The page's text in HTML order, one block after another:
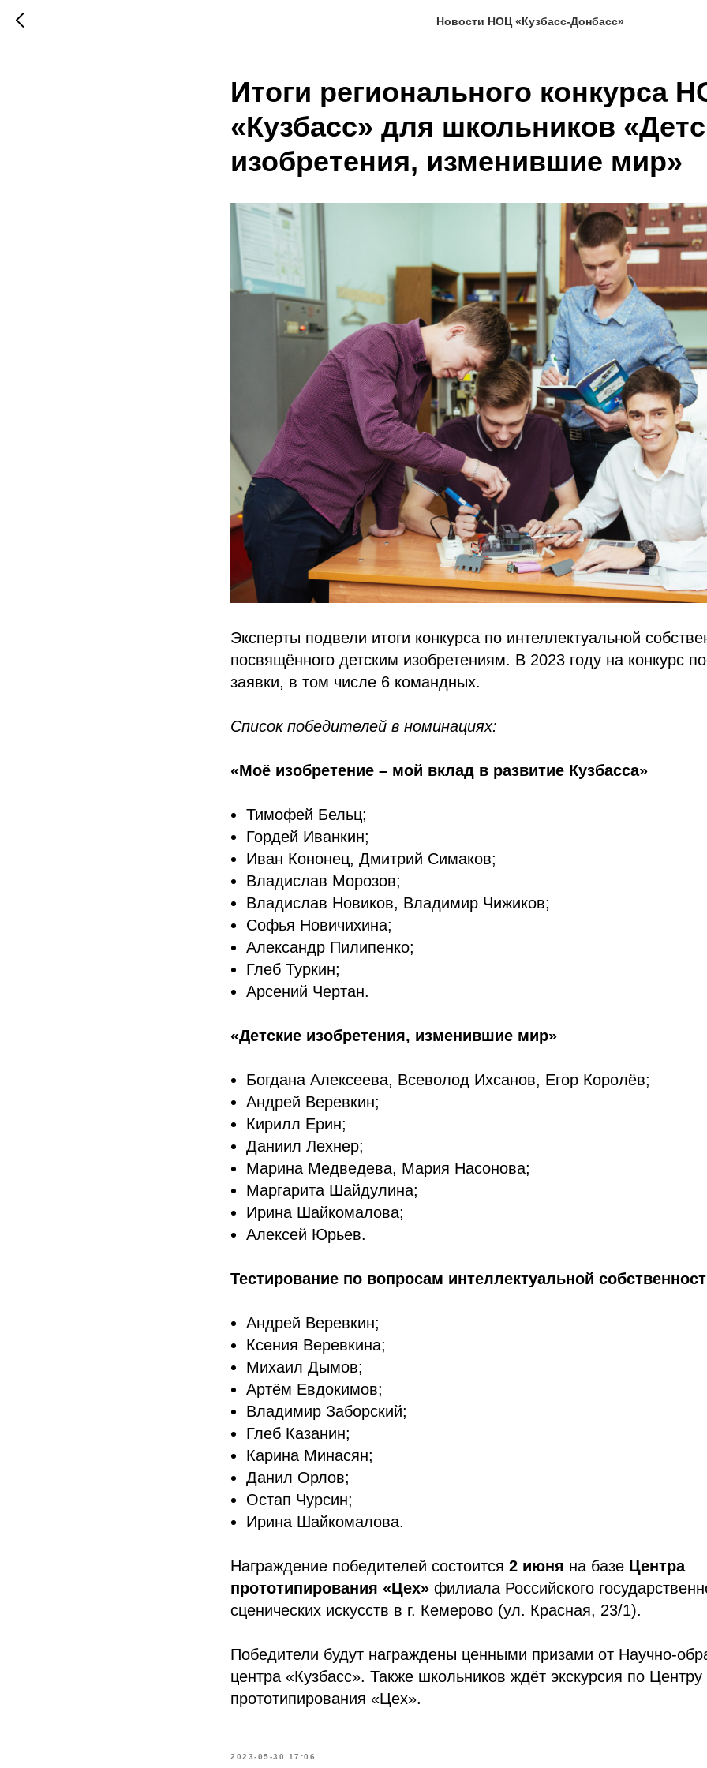
Новости НОЦ «Кузбасс-Донбасс»
Итоги регионального конкурса
«Кузбасс» для школьников
изобретения, изменившие мир»
Эксперты подвели итоги конкурса по интеллектуальной
посвящённого детским изобретениям. В 2023 году на конкурс
заявки, в том числе 6 командных.
Список победителей в номинациях:
«Моё изобретение – мой вклад в развитие Кузбасса»
Тимофей Бельц;
Гордей Иванкин;
Иван Кононец, Дмитрий Симаков;
Владислав Морозов;
Владислав Новиков, Владимир Чижиков;
Софья Новичихина;
Александр Пилипенко;
Глеб Туркин;
Арсений Чертан.
«Детские изобретения, изменившие мир»
Богдана Алексеева, Всеволод Ихсанов, Егор Королёв;
Андрей Веревкин;
Кирилл Ерин;
Даниил Лехнер;
Марина Медведева, Мария Насонова;
Маргарита Шайдулина;
Ирина Шайкомалова;
Алексей Юрьев.
Тестирование по вопросам интеллектуальной
Андрей Веревкин;
Ксения Веревкина;
Михаил Дымов;
Артём Евдокимов;
Владимир Заборский;
Глеб Казанин;
Карина Минасян;
Данил Орлов;
Остап Чурсин;
Ирина Шайкомалова.
Награждение победителей состоится 2 июня на базе Центра
прототипирования «Цех» филиала Российского
сценических искусств в г. Кемерово (ул. Красная, 23/1).
Победители будут награждены ценными призами от Научно-
центра «Кузбасс». Также школьников ждёт экскурсия по Центру
прототипирования «Цех».
2023-05-30 17:06